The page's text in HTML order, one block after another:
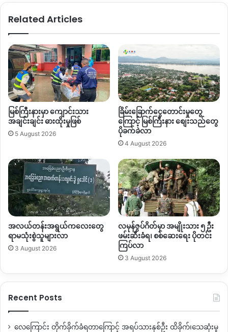
သလို စစ်တပ်လက်နက်ကြီးပစ်ခတ်တိုင်း
ကြောက်ရွံ့လျက် နေနေကြရတယ်လို့ ပြောပါတယ်။
Copy URL
Related Articles
မြစ်ကြီးနားမှာ ကျောင်းသား
အချင်းချင်း ဓားထိုးမှုဖြစ်
5 August 2026
ခြိမ်းခြောက်ငွေတောင်းမှုတွေ
ကြောင့် မြစ်ကြီးနား စျေးသည်တွေ
ပိုခက်ခဲလာ
4 August 2026
အလယ်တန်းအရွယ်ကလေးတွေ
ရာမသုံးစွဲသူများလာ
3 August 2026
လမုန်ဇွပ်ဂိတ်မှာ အမျိုးသား ၅ ဦး
ဖမ်းဆီးခံရ၊ စစ်ဆေးရေး ပိုတင်း
ကြပ်လာ
3 August 2026
Recent Posts
လေကြောင်း တိုက်ခိုက်ခံရတာကြောင့် အရပ်သားနှစ်ဦး ထိခိုက်၊သေဆုံးမှု